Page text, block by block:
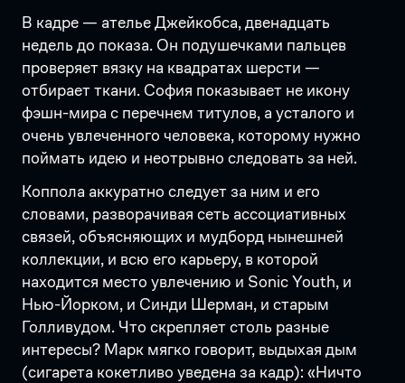
В кадре — ателье Джейкобса, двенадцать
недель до показа. Он подушечками пальцев
проверяет вязку на квадратах шерсти —
отбирает ткани. София показывает не икону
фэшн-мира с перечнем титулов, а усталого и
очень увлеченного человека, которому нужно
поймать идею и неотрывно следовать за ней.
Коппола аккуратно следует за ним и его
словами, разворачивая сеть ассоциативных
связей, объясняющих и мудборд нынешней
коллекции, и всю его карьеру, в которой
находится место увлечению и Sonic Youth, и
Нью-Йорком, и Синди Шерман, и старым
Голливудом. Что скрепляет столь разные
интересы? Марк мягко говорит, выдыхая дым
(сигарета кокетливо уведена за кадр): «Ничто